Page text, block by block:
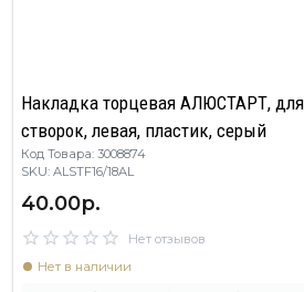
Накладка торцевая АЛЮСТАРТ,
створок, левая, пластик, серый
Код Товара: 3008874
SKU: ALSTF16/18AL
40.00р.
Нет отзывов
Нет в наличии